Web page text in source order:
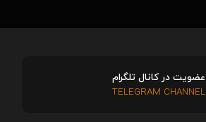
عضویت در کانال تلگرام
TELEGRAM CHANNEL